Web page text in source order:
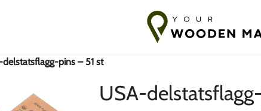
7-14 dagars frakt till EU
pins – 51 st
USA-